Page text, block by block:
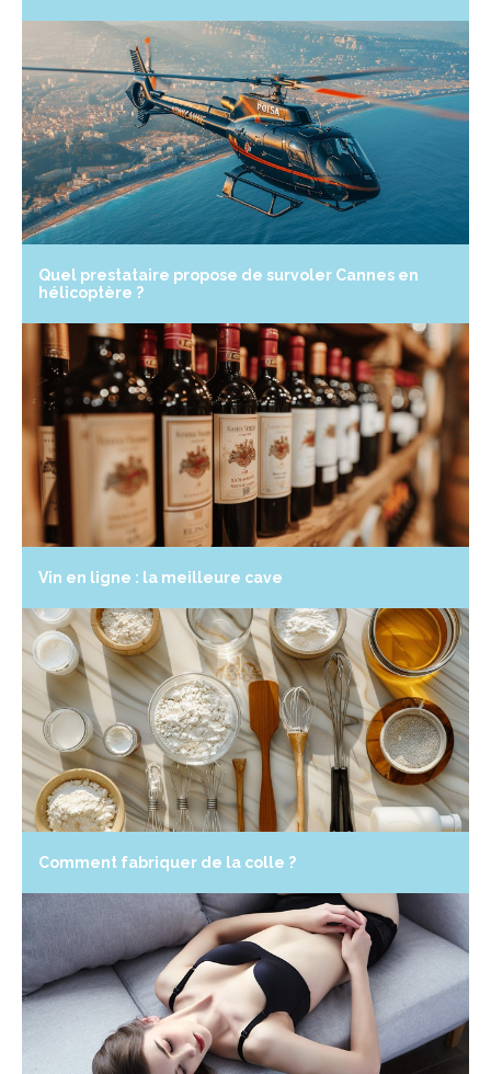
Quel prestataire propose de survoler Cannes en
hélicoptère ?
Vin en ligne : la meilleure cave
Comment fabriquer de la colle ?